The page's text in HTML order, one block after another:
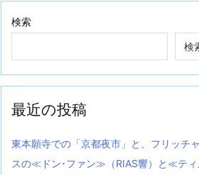
検索
検
最近の投稿
東本願寺での「京都夜市」と、フリッチ
スの≪ドン･ファン≫（RIAS響）と≪ティ